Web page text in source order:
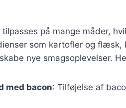
på mange måder,
som kartofler og flæsk,
nye smagsoplevelser.
med bacon: Tilføjelse af